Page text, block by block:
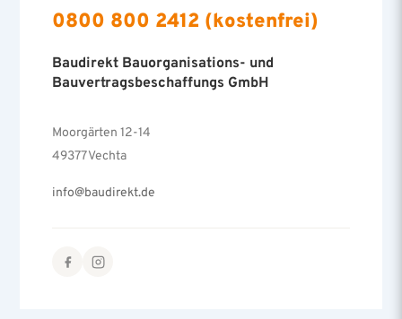
0800 800 2412 (kostenfrei)
Baudirekt Bauorganisations- und
Bauvertragsbeschaffungs GmbH
Moorgärten 12-14
49377 Vechta
info@baudirekt.de